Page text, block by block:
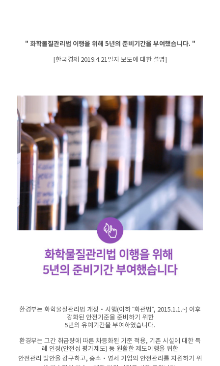
" 화학물질관리법 이행을 위해 5년의 준비기간을 부여했습니다. "
[한국경제 2019.4.21일자 보도에 대한 설명]
환경부는 화학물질관리법 개정‧시행(이하 “화관법”, 2015.1.1.~) 이후
강화된 안전기준을 준비하기 위한
5년의 유예기간을 부여하였습니다.
환경부는 그간 취급량에 따른 차등화된 기준 적용, 기존 시설에 대한 특
례 인정(안전성 평가제도) 등 원활한 제도이행을 위한
안전관리 방안을 강구하고, 중소‧영세 기업의 안전관리를 지원하기 위